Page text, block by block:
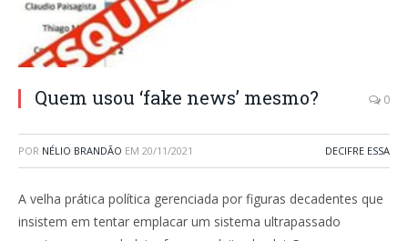
Quem usou ‘fake news’ mesmo? 0
POR NÉLIO BRANDÃO EM 20/11/2021 DECIFRE ESSA
A velha prática política gerenciada por figuras decadentes que
insistem em tentar emplacar um sistema ultrapassado